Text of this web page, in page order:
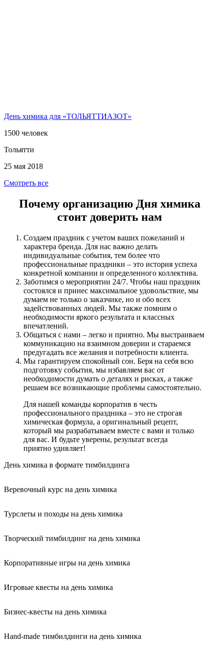
День химика для «ТОЛЬЯТТИАЗОТ»
1500 человек
Тольятти
25 мая 2018
Смотреть все
Почему организацию Дня химика
стоит доверить нам
Создаем праздник с учетом ваших пожеланий и
характера бренда. Для нас важно делать
индивидуальные события, тем более что
профессиональные праздники – это история успеха
конкретной компании и определенного коллектива.
Заботимся о мероприятии 24/7. Чтобы наш праздник
состоялся и принес максимальное удовольствие, мы
думаем не только о заказчике, но и обо всех
задействованных людей. Мы также помним о
необходимости яркого результата и классных
впечатлений.
Общаться с нами – легко и приятно. Мы выстраиваем
коммуникацию на взаимном доверии и стараемся
предугадать все желания и потребности клиента.
Мы гарантируем спокойный сон. Беря на себя всю
подготовку события, мы избавляем вас от
необходимости думать о деталях и рисках, а также
решаем все возникающие проблемы самостоятельно.
Для нашей команды корпоратив в честь
профессионального праздника – это не строгая
химическая формула, а оригинальный рецепт,
который мы разрабатываем вместе с вами и только
для вас. И будьте уверены, результат всегда
приятно удивляет!
День химика в формате тимбилдинга
Веревочный курс на день химика
Турслеты и походы на день химика
Творческий тимбилдинг на день химика
Корпоративные игры на день химика
Игровые квесты на день химика
Бизнес-квесты на день химика
Hand-made тимбилдинги на день химика